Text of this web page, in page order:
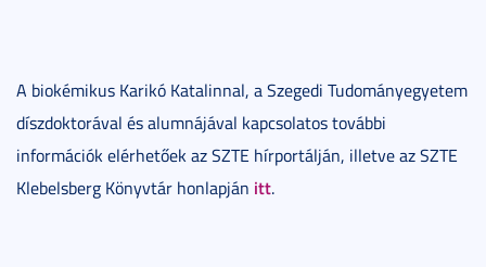
A biokémikus Karikó Katalinnal, a Szegedi Tudományegyetem
díszdoktorával és alumnájával kapcsolatos további
információk elérhetőek az SZTE hírportálján, illetve az SZTE
Klebelsberg Könyvtár honlapján itt.